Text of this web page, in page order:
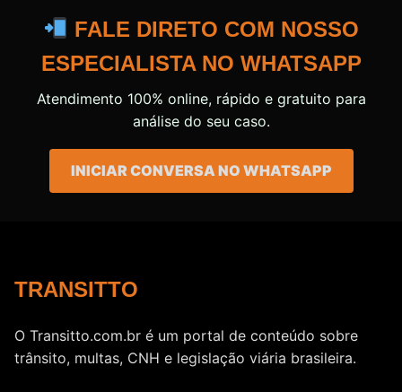
FALE DIRETO COM NOSSO
ESPECIALISTA NO WHATSAPP
Atendimento 100% online, rápido e gratuito para
análise do seu caso.
INICIAR CONVERSA NO WHATSAPP
TRANSITTO
O Transitto.com.br é um portal de conteúdo sobre
trânsito, multas, CNH e legislação viária brasileira.